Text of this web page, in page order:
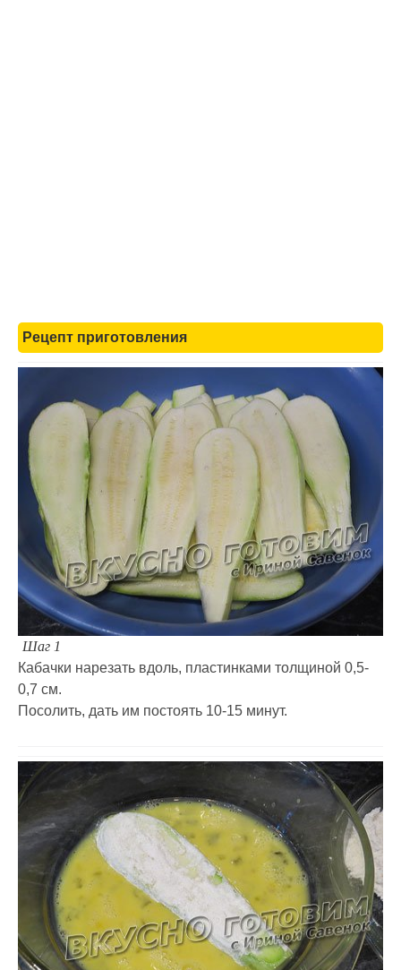
Рецепт приготовления
Шаг 1
Кабачки нарезать вдоль, пластинками толщиной 0,5-
0,7 см.
Посолить, дать им постоять 10-15 минут.